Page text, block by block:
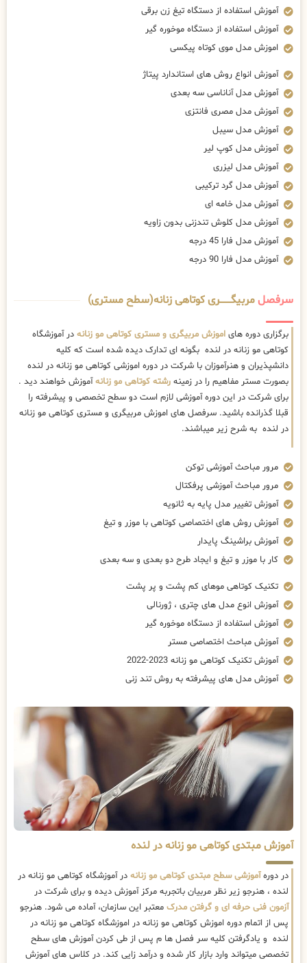
آموزش استفاده از دستگاه تیغ زن برقی
آموزش استفاده از دستگاه موخوره گیر
اموزش مدل موی کوتاه پیکسی
آموزش انواع روش های استاندارد پیتاژ
آموزش مدل آناناسی سه بعدی
آموزش مدل مصری فانتزی
آموزش مدل سیبل
آموزش مدل کوپ لیر
آموزش مدل لیزری
آموزش مدل گرد ترکیبی
آموزش مدل خامه ای
آموزش مدل کلوش تندزنی بدون زاویه
آموزش مدل فارا 45 درجه
آموزش مدل فارا 90 درجه
سرفصلمربیگــــــــری کوتاهی زنانه(سطح مستری)
برگزاری دوره های اموزش مربیگری و مستری کوتاهی مو زنانه در آموزشگاه
کوتاهی مو زنانه در لنده بگونه ای تدارک دیده شده است که کلیه
دانشپذیران و هنرآموزان با شرکت در دوره اموزشی کوتاهی مو زنانه در لنده
بصورت مستر مفاهیم را در زمینه رشته کوتاهی مو زنانهآموزش خواهند دید .
برای شرکت در این دوره آموزشی لازم است دو سطح تخصصی و پیشرفته را
قبلا گذرانده باشید. سرفصل های اموزش مربیگری و مستری کوتاهی مو زنانه
در لنده به شرح زیر میباشند.
مرور مباحث آموزشی توکن
مرور مباحث آموزشی پرفکتال
آموزش تغییر مدل پایه به ثانویه
آموزش روش های اختصاصی کوتاهی با موزر و تیغ
آموزش براشینگ پایدار
کار با موزر و تیغ و ایجاد طرح دو بعدی و سه بعدی
تکنیک کوتاهی موهای کم پشت و پر پشت
آموزش انوع مدل های چتری ، ژورنالی
آموزش استفاده از دستگاه موخوره گیر
آموزش مباحث اختصاصی مستر
آموزش تکنیک کوتاهی مو زنانه 2023-2022
آموزش مدل های پیشرفته به روش تند زنی
آموزش مبتدی کوتاهی مو زنانه در لنده
در دورهآموزشی سطح مبتدی کوتاهی مو زنانه در آموزشگاه کوتاهی مو زنانه در
لنده ، هنرجو زیر نظر مربیان باتجربه مرکز آموزش دیده و برای شرکت در
آزمون فنی حرفه ای و گرفتن مدرک معتبر این سازمان، آماده می شود. هنرجو
پس از اتمام دوره اموزش کوتاهی مو زنانه در اموزشگاه کوتاهی مو زنانه در
لنده و یادگرفتن کلیه سر فصل ها م پس از طی کردن آموزش های سطح
تخصصی میتواند وارد بازار کار شده و درآمد زایی کند. در کلاس های آموزش